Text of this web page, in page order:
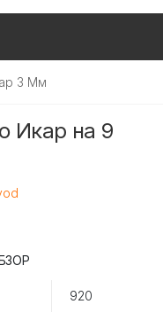
3 Мм
Икар на 9
920